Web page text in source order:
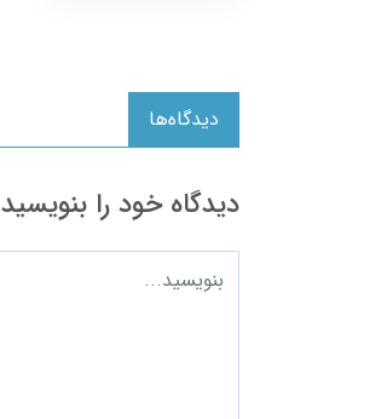
دیدگاه‌ها
دیدگاه خود را بنویسید